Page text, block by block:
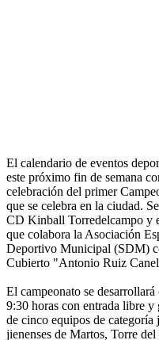
El calendario de eventos
este próximo fin de semana
celebración del primer
que se celebra en la ciudad.
CD Kinball Torredelcampo y
que colabora la Asociación
Deportivo Municipal (SDM)
Cubierto "Antonio Ruiz
El campeonato se
9:30 horas con entrada libre
de cinco equipos de categoría
jienenses de Martos, Torre